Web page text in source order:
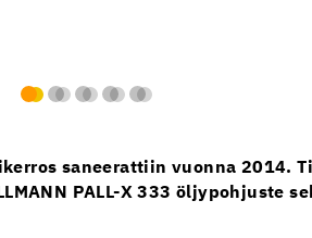
saneerattiin vuonna 2014.
PALL-X 333 öljypohjuste